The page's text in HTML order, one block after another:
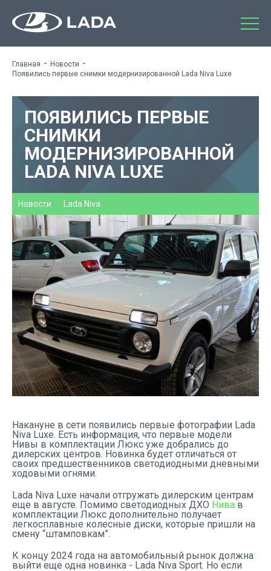
Главная - Новости -
Появились первые снимки модернизированной Lada Niva Luxe
ПОЯВИЛИСЬ ПЕРВЫЕ
СНИМКИ
МОДЕРНИЗИРОВАННОЙ
LADA NIVA LUXE
Новости Lada Niva
Накануне в сети появились первые фотографии Lada
Niva Luxe. Есть информация, что первые модели
Нивы в комплектации Люкс уже добрались до
дилерских центров. Новинка будет отличаться от
своих предшественников светодиодными дневными
ходовыми огнями.
Lada Niva Luxe начали отгружать дилерским центрам
еще в августе. Помимо светодиодных ДХО Нива в
комплектации Люкс дополнительно получает
легкосплавные колесные диски, которые пришли на
смену “штамповкам”.
К концу 2024 года на автомобильный рынок должна
выйти еще одна новинка - Lada Niva Sport. Но если